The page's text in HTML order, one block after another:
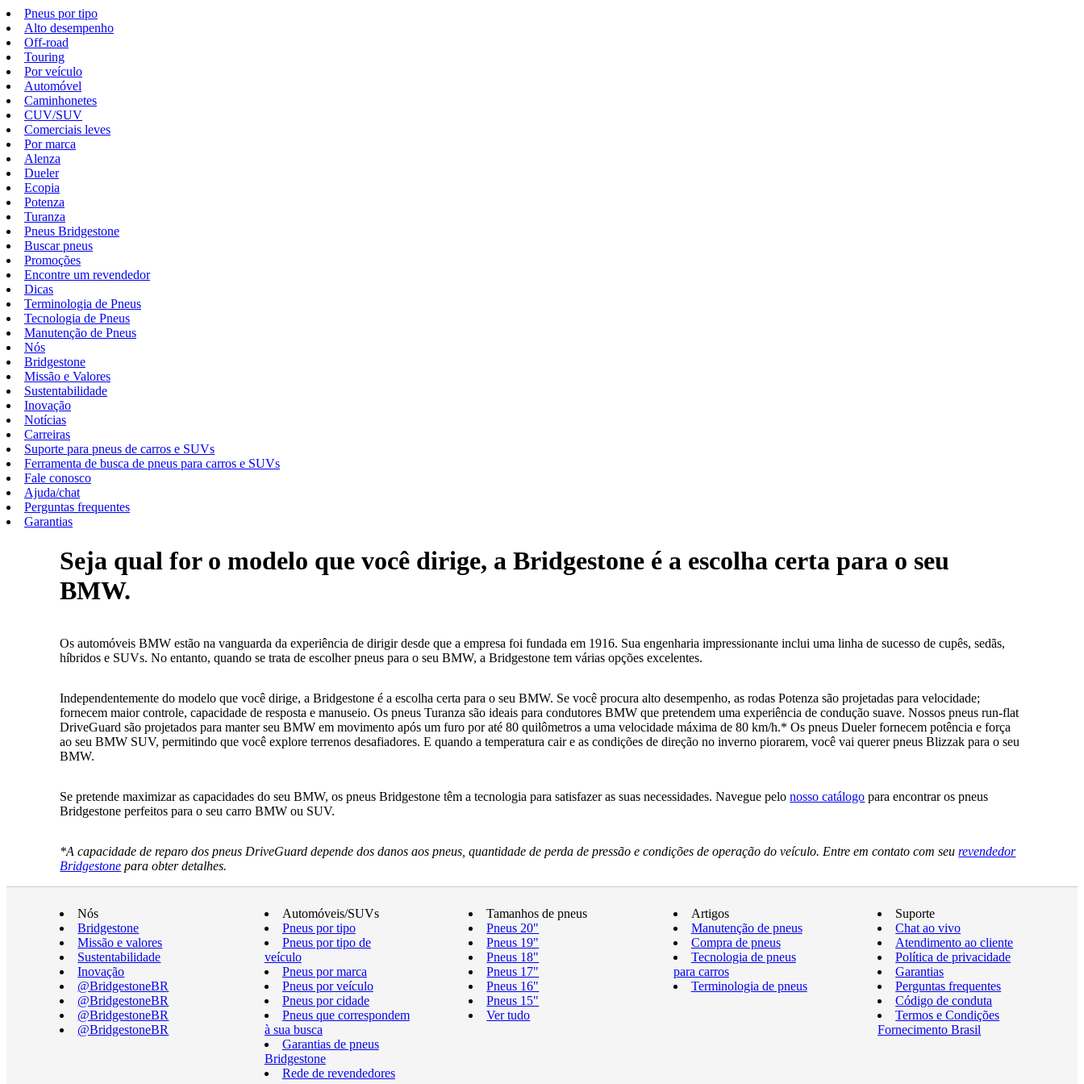
Pneus por tipo
Alto desempenho
Off-road
Touring
Por veículo
Automóvel
Caminhonetes
CUV/SUV
Comerciais leves
Por marca
Alenza
Dueler
Ecopia
Potenza
Turanza
Pneus Bridgestone
Buscar pneus
Promoções
Encontre um revendedor
Dicas
Terminologia de Pneus
Tecnologia de Pneus
Manutenção de Pneus
Nós
Bridgestone
Missão e Valores
Sustentabilidade
Inovação
Notícias
Carreiras
Suporte para pneus de carros e SUVs
Ferramenta de busca de pneus para carros e SUVs
Fale conosco
Ajuda/chat
Perguntas frequentes
Garantias
Seja qual for o modelo que você dirige, a Bridgestone é a escolha certa para o seu
BMW.
Os automóveis BMW estão na vanguarda da experiência de dirigir desde que a empresa foi fundada em 1916. Sua engenharia impressionante inclui uma linha de sucesso de cupês, sedãs,
híbridos e SUVs. No entanto, quando se trata de escolher pneus para o seu BMW, a Bridgestone tem várias opções excelentes.
Independentemente do modelo que você dirige, a Bridgestone é a escolha certa para o seu BMW. Se você procura alto desempenho, as rodas Potenza são projetadas para velocidade;
fornecem maior controle, capacidade de resposta e manuseio. Os pneus Turanza são ideais para condutores BMW que pretendem uma experiência de condução suave. Nossos pneus run-flat
DriveGuard são projetados para manter seu BMW em movimento após um furo por até 80 quilômetros a uma velocidade máxima de 80 km/h.* Os pneus Dueler fornecem potência e força
ao seu BMW SUV, permitindo que você explore terrenos desafiadores. E quando a temperatura cair e as condições de direção no inverno piorarem, você vai querer pneus Blizzak para o seu
BMW.
Se pretende maximizar as capacidades do seu BMW, os pneus Bridgestone têm a tecnologia para satisfazer as suas necessidades. Navegue pelonosso catálogo para encontrar os pneus
Bridgestone perfeitos para o seu carro BMW ou SUV.
*A capacidade de reparo dos pneus DriveGuard depende dos danos aos pneus, quantidade de perda de pressão e condições de operação do veículo. Entre em contato com seurevendedor
Bridgestone para obter detalhes.
Nós
Bridgestone
Missão e valores
Sustentabilidade
Inovação
@BridgestoneBR
@BridgestoneBR
@BridgestoneBR
@BridgestoneBR
Automóveis/SUVs
Pneus por tipo
Pneus por tipo de
veículo
Pneus por marca
Pneus por veículo
Pneus por cidade
Pneus que correspondem
à sua busca
Garantias de pneus
Bridgestone
Rede de revendedores
Tamanhos de pneus
Pneus 20"
Pneus 19"
Pneus 18"
Pneus 17"
Pneus 16"
Pneus 15"
Ver tudo
Artigos
Manutenção de pneus
Compra de pneus
Tecnologia de pneus
para carros
Terminologia de pneus
Suporte
Chat ao vivo
Atendimento ao cliente
Política de privacidade
Garantias
Perguntas frequentes
Código de conduta
Termos e Condições
Fornecimento Brasil